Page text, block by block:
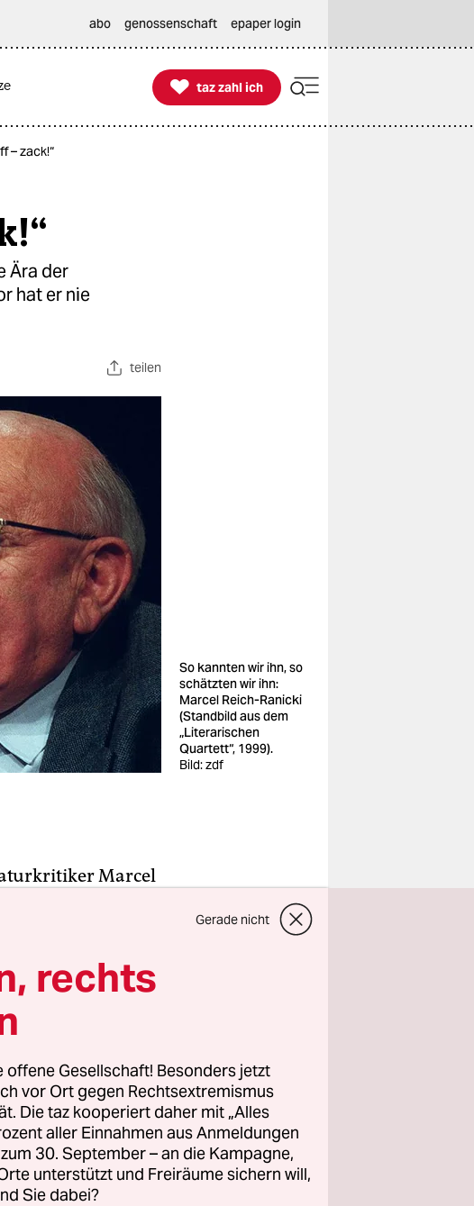
abo genossenschaft epaper login

taz zahl ich
taz zahl ich
– zack!“
Ära der
hat er nie
teilen
So kannten wir ihn, so
schätzten wir ihn:
Marcel Reich-Ranicki
(Standbild aus dem
„Literarischen
Quartett“, 1999).
Bild: zdf
Marcel
„Sehr viele.
noch zwei Jahre
„Literarische
Reich-Ranickis
beliebten
Gerade nicht
rechts
Gesellschaft! Besonders jetzt
vor Ort gegen Rechtsextremismus
Die taz kooperiert daher mit „Alles
aller Einnahmen aus Anmeldungen
30. September – an die Kampagne,
unterstützt und Freiräume sichern will,
Sie dabei?